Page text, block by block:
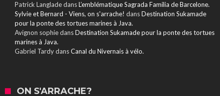
Patrick LangladedansL’emblématique Sagrada Familia de Barcelone.
Sylvie et Bernard - Viens, on s'arrache! dansDestination Sukamade
pour la ponte des tortues marines à Java.
Avignon sophiedansDestination Sukamade pour la ponte des tortues
marines à Java.
Gabriel TardydansCanal du Nivernais à vélo.
ON S'ARRACHE?